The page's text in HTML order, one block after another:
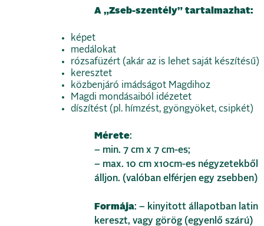
A „Zseb-szentély” tartalmazhat:
képet
medálokat
rózsafüzért (akár az is lehet saját készítésű)
keresztet
közbenjáró imádságot Magdihoz
Magdi mondásaiból idézetet
díszítést (pl. hímzést, gyöngyöket, csipkét)
Mérete:
– min. 7 cm x 7 cm-es;
– max. 10 cm x10cm-es négyzetekből
álljon. (valóban elférjen egy zsebben)
Formája: – kinyitott állapotban latin
kereszt, vagy görög (egyenlő szárú)